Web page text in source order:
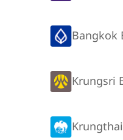
Bangkok
Krungsri